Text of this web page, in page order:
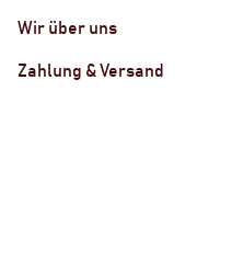
Wir über uns
Zahlung & Versand